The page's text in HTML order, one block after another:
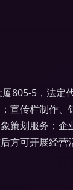
805-5，法定
宣传栏制作
策划服务；
方可开展经营